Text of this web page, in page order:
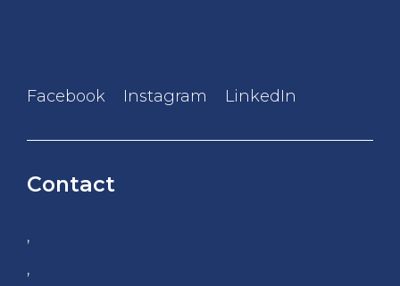
Facebook Instagram LinkedIn
Contact
,
,